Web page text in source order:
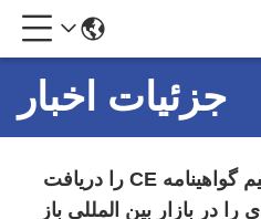
جزئیات اخبار
سوئیچ سطح چنگال تنظیم گواهینامه CE را دریافت
در بازار بین المللی باز